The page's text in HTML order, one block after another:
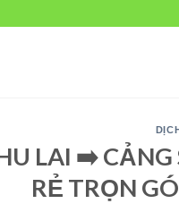
LAI ➡️
RẺ TRỌN